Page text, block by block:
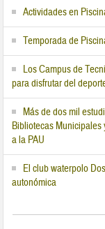
Actividades en
Temporada de
Los Campus de
para disfrutar del
Más de dos mil
Bibliotecas
a la PAU
El club waterpolo
autonómica